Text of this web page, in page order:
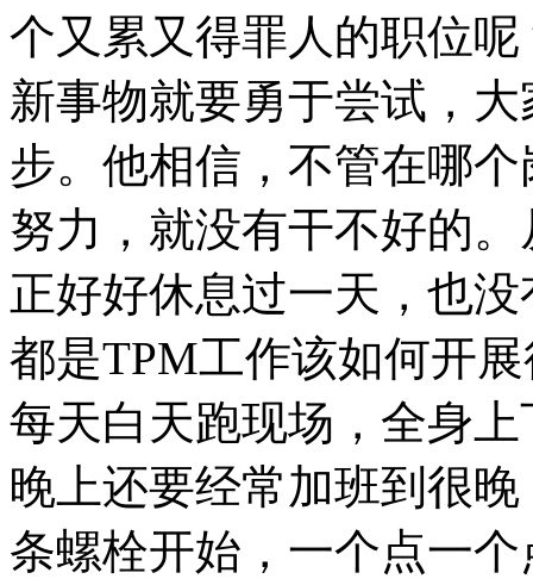
个又累又得罪人的职位
新事物就要勇于尝试，
步。他相信，不管在哪
努力，就没有干不好的
正好好休息过一天，也
都是TPM工作该如何开
每天白天跑现场，全身
晚上还要经常加班到很
条螺栓开始，一个点一